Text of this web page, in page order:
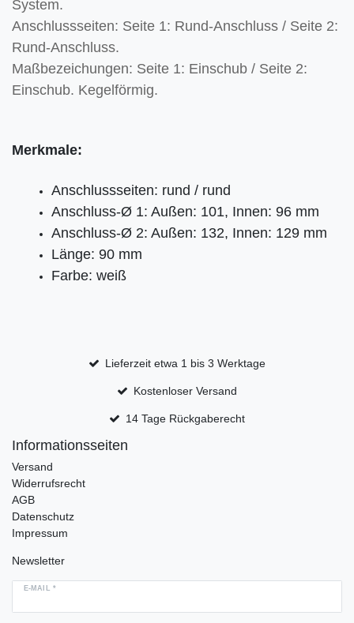
System.
Anschlussseiten: Seite 1: Rund-Anschluss / Seite 2:
Rund-Anschluss.
Maßbezeichungen: Seite 1: Einschub / Seite 2:
Einschub. Kegelförmig.
Merkmale:
Anschlussseiten: rund / rund
Anschluss-Ø 1: Außen: 101, Innen: 96 mm
Anschluss-Ø 2: Außen: 132, Innen: 129 mm
Länge: 90 mm
Farbe: weiß
Lieferzeit etwa 1 bis 3 Werktage
Kostenloser Versand
14 Tage Rückgaberecht
Informationsseiten
Versand
Widerrufsrecht
AGB
Datenschutz
Impressum
Newsletter
E-MAIL *